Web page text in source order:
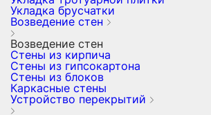
Укладка брусчатки
Возведение стен
Возведение стен
Стены из кирпича
Стены из гипсокартона
Стены из блоков
Каркасные стены
Устройство перекрытий